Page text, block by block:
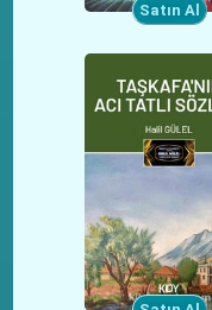
Satın Al